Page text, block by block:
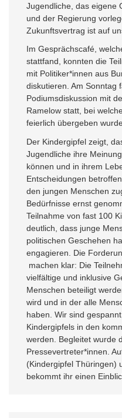
Jugendliche, das eigene
und der Regierung
Zukunftsvertrag ist auf
Im Gesprächscafé,
stattfand, konnten die
mit Politiker*innen aus
diskutieren. Am Sonntag
Podiumsdiskussion mit
Ramelow statt, bei
feierlich übergeben
Der Kindergipfel zeigt,
Jugendliche ihre
können und in ihrem
Entscheidungen
den jungen Menschen
Bedürfnisse ernst
Teilnahme von fast 100
deutlich, dass junge
politischen Geschehen
engagieren. Die
machen klar: Die
vielfältige und inklusive
Menschen beteiligt
wird und in der alle
haben. Wir sind
Kindergipfels in den
werden. Begleitet wurde
Pressevertreter*innen.
(Kindergipfel Thüringen)
bekommt ihr einen